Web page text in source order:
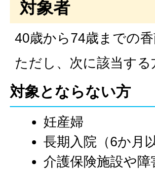
対象者
40歳から74歳までの
ただし、次に該当す
対象とならない方
妊産婦
長期入院（6か月
介護保険施設や